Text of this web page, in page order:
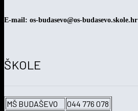
E-mail: os-budasevo@os-budasevo.skole.hr
ŠKOLE
MŠ BUDAŠEVO 044 776 078